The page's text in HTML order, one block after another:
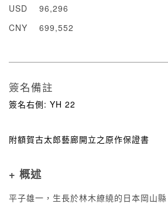
USD
96,296
CNY
699,552
簽名備註
簽名右側: YH 22
附額賀古太郎藝廊開立之原作保證書
+ 概述
平子雄一，生長於林木繚繞的日本岡山